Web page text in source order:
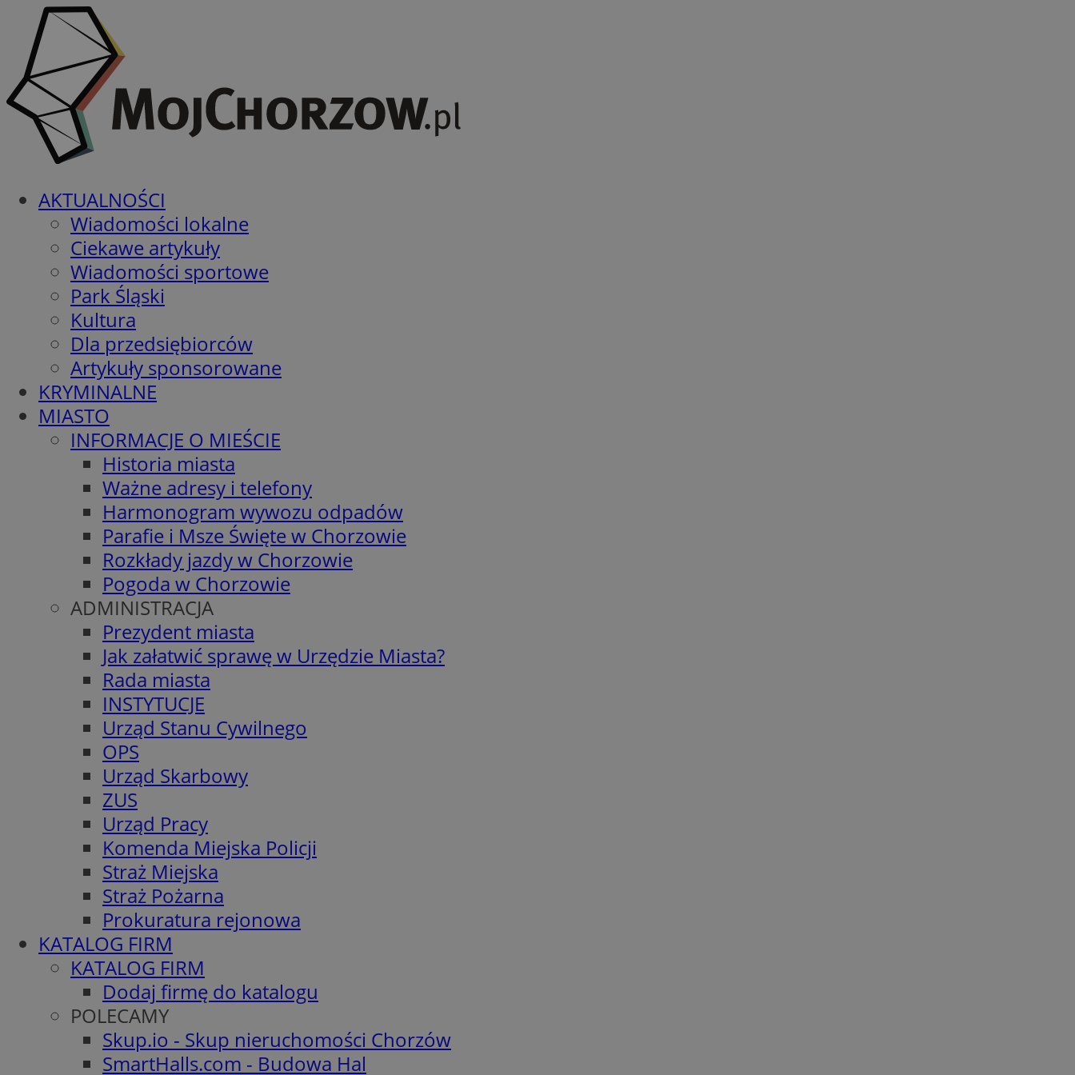
AKTUALNOŚCI
Wiadomości lokalne
Ciekawe artykuły
Wiadomości sportowe
Park Śląski
Kultura
Dla przedsiębiorców
Artykuły sponsorowane
KRYMINALNE
MIASTO
INFORMACJE O MIEŚCIE
Historia miasta
Ważne adresy i telefony
Harmonogram wywozu odpadów
Parafie i Msze Święte w Chorzowie
Rozkłady jazdy w Chorzowie
Pogoda w Chorzowie
ADMINISTRACJA
Prezydent miasta
Jak załatwić sprawę w Urzędzie Miasta?
Rada miasta
INSTYTUCJE
Urząd Stanu Cywilnego
OPS
Urząd Skarbowy
ZUS
Urząd Pracy
Komenda Miejska Policji
Straż Miejska
Straż Pożarna
Prokuratura rejonowa
KATALOG FIRM
KATALOG FIRM
Dodaj firmę do katalogu
POLECAMY
Skup.io - Skup nieruchomości Chorzów
SmartHalls.com - Budowa Hal